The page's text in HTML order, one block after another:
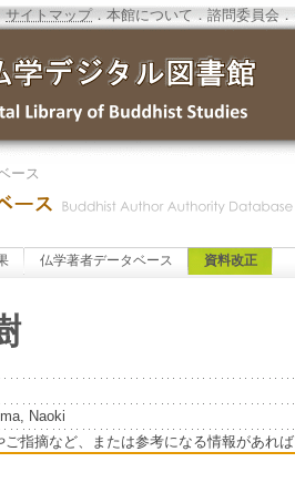
サイトマップ．本館について ．諮問委員会 ．
ース
仏学著者データベース 資料改正
Naoki
ご指摘など、または参考になる情報があれ